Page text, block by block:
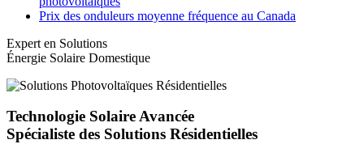
Prix des onduleurs moyenne fréquence au Canada
Expert en Solutions
Énergie Solaire Domestique
Technologie Solaire Avancée
Spécialiste des Solutions Résidentielles